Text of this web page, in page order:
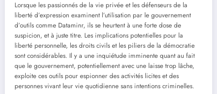
Lorsque les passionnés de la vie privée et les défenseurs de la
liberté d’expression examinent l’utilisation par le gouvernement
d’outils comme Dataminr, ils se heurtent à une forte dose de
suspicion, et à juste titre. Les implications potentielles pour la
liberté personnelle, les droits civils et les piliers de la démocratie
sont considérables. Il y a une inquiétude imminente quant au fait
que le gouvernement, potentiellement avec une laisse trop lâche,
exploite ces outils pour espionner des activités licites et des
personnes vivant leur vie quotidienne sans intentions criminelles.